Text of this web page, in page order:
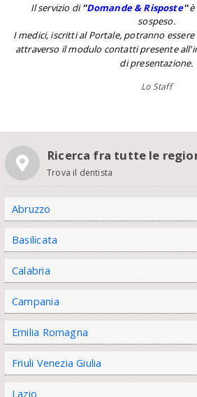
Il servizio di''Domande & Risposte''
sospeso.
I medici, iscritti al Portale, potranno
attraverso il modulo contatti presente
di presentazione.
Lo Staff
Ricerca fra tutte le
Trova il dentista
Abruzzo
Basilicata
Calabria
Campania
Emilia Romagna
Friuli Venezia Giulia
Lazio